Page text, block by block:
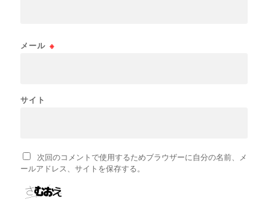
メール ※
サイト
次回のコメントで使用するためブラウザーに自分の名前、メ
ールアドレス、サイトを保存する。